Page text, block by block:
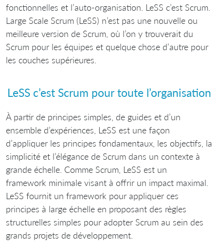
fonctionnelles et l’auto-organisation. LeSS c’est Scrum.
Large Scale Scrum (LeSS) n’est pas une nouvelle ou
meilleure version de Scrum, où l’on y trouverait du
Scrum pour les équipes et quelque chose d’autre pour
les couches supérieures.
LeSS c’est Scrum pour toute l’organisation
À partir de principes simples, de guides et d’un
ensemble d’expériences, LeSS est une façon
d’appliquer les principes fondamentaux, les objectifs, la
simplicité et l’élégance de Scrum dans un contexte à
grande échelle. Comme Scrum, LeSS est un
framework minimale visant à offrir un impact maximal.
LeSS fournit un framework pour appliquer ces
principes à large échelle en proposant des règles
structurelles simples pour adopter Scrum au sein des
grands projets de développement.